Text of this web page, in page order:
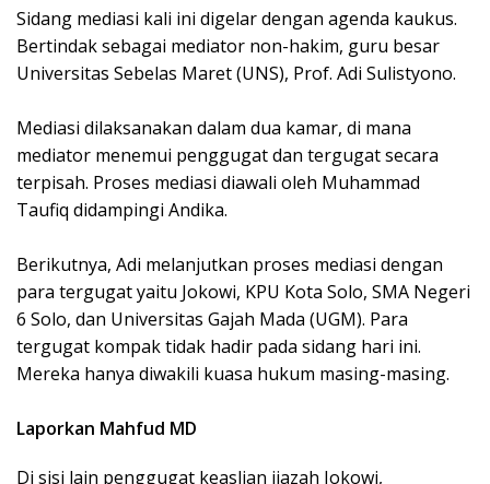
Sidang mediasi kali ini digelar dengan agenda kaukus.
Bertindak sebagai mediator non-hakim, guru besar
Universitas Sebelas Maret (UNS), Prof. Adi Sulistyono.
Mediasi dilaksanakan dalam dua kamar, di mana
mediator menemui penggugat dan tergugat secara
terpisah. Proses mediasi diawali oleh Muhammad
Taufiq didampingi Andika.
Berikutnya, Adi melanjutkan proses mediasi dengan
para tergugat yaitu Jokowi, KPU Kota Solo, SMA Negeri
6 Solo, dan Universitas Gajah Mada (UGM). Para
tergugat kompak tidak hadir pada sidang hari ini.
Mereka hanya diwakili kuasa hukum masing-masing.
Laporkan Mahfud MD
Di sisi lain penggugat keaslian ijazah Jokowi,